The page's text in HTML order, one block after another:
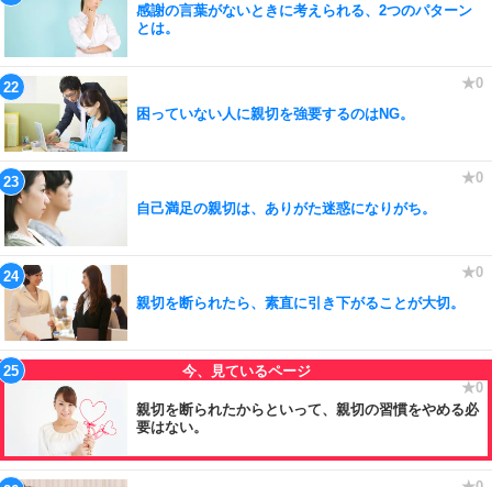
感謝の言葉がないときに考えられる、2つのパターン
とは。
困っていない人に親切を強要するのはNG。
自己満足の親切は、ありがた迷惑になりがち。
親切を断られたら、素直に引き下がることが大切。
親切を断られたからといって、親切の習慣をやめる必
要はない。